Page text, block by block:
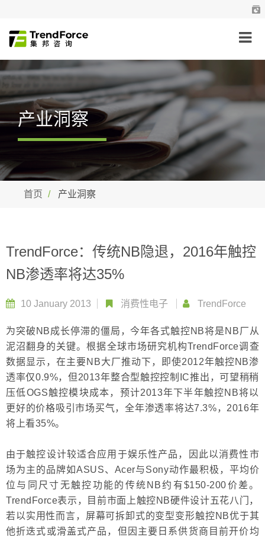
产业洞察
首页 产业洞察
TrendForce：传统NB隐退，2016年触控
NB渗透率将达35%
10 January 2013 消费性电子 TrendForce
为突破NB成长停滞的僵局，今年各式触控NB将是NB厂从
泥沼翻身的关键。根据全球市场研究机构TrendForce调查
数据显示，在主要NB大厂推动下，即使2012年触控NB渗
透率仅0.9%，但2013年整合型触控控制IC推出，可望稍稍
压低OGS触控模块成本，预计2013年下半年触控NB将以
更好的价格吸引市场买气，全年渗透率将达7.3%，2016年
将上看35%。
由于触控设计较适合应用于娱乐性产品，因此以消费性市
场为主的品牌如ASUS、Acer与Sony动作最积极，平均价
位与同尺寸无触控功能的传统NB约有$150-200价差。
TrendForce表示，目前市面上触控NB硬件设计五花八门，
若以实用性而言，屏幕可拆卸式的变型变形触控NB优于其
他折迭式或滑盖式产品，但因主要日系供货商目前开价均